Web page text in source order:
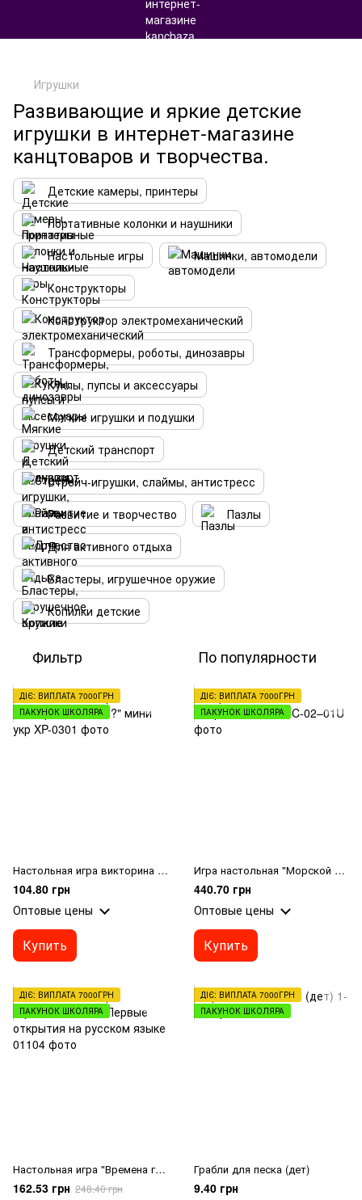
Игрушки
Развивающие и яркие детские
игрушки в интернет-магазине
канцтоваров и творчества.
Детские камеры, принтеры
Портативные колонки и наушники
Настольные игры
Машинки, автомодели
Конструкторы
Конструктор электромеханический
Трансформеры, роботы, динозавры
Куклы, пупсы и аксессуары
Мягкие игрушки и подушки
Детский транспорт
Стрейч-игрушки, слаймы, антистресс
Развитие и творчество
Пазлы
Для активного отдыха
Бластеры, игрушечное оружие
Копилки детские
Фильтр По популярности
ДІЄ: ВИПЛАТА 7000ГРН
ПАКУНОК ШКОЛЯРА
Настольная игра викторина "КТО Я?" мини укр
104.80 грн
Оптовые цены
Купить
ДІЄ: ВИПЛАТА 7000ГРН
ПАКУНОК ШКОЛЯРА
Игра настольная "Морской бой"
440.70 грн
Оптовые цены
Купить
ДІЄ: ВИПЛАТА 7000ГРН
ПАКУНОК ШКОЛЯРА
Настольная игра "Времена года" / Первые открытия на русском языке
162.53 грн 248.40 грн
ДІЄ: ВИПЛАТА 7000ГРН
ПАКУНОК ШКОЛЯРА
Грабли для песка (дет)
9.40 грн